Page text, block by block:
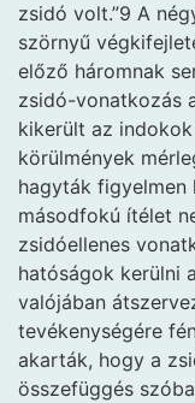
zsidó volt.”9 A
szörnyű
előző háromnak
zsidó-vonatkozás
kikerült az
körülmények
hagyták figyelmen
másodfokú ítélet
zsidóellenes
hatóságok kerülni
valójában
tevékenységére
akarták, hogy a
összefüggés